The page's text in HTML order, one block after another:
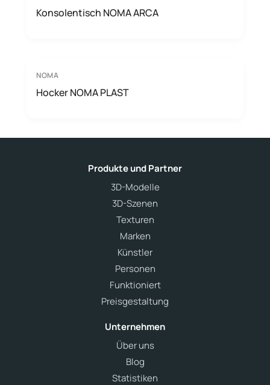
Konsolentisch NOMA ARCA
NOMA
Hocker NOMA PLAST
Produkte und Partner
3D-Modelle
3D-Szenen
Texturen
Marken
Künstler
Personen
Funktioniert
Preisgestaltung
Unternehmen
Über uns
Blog
Statistiken